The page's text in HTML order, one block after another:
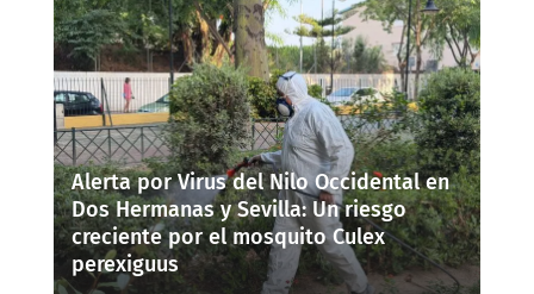
Alerta por Virus del Nilo Occidental en
Dos Hermanas y Sevilla: Un riesgo
creciente por el mosquito Culex
perexiguus